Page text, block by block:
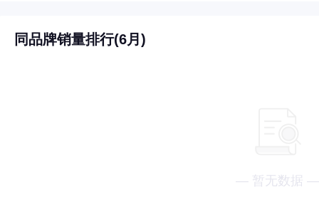
同品牌销量排行(6月)
— 暂无数据 —